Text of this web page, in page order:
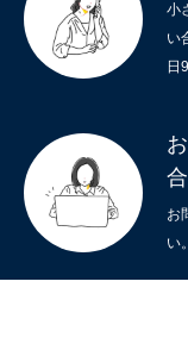
ホーム
小
い
日
お
い